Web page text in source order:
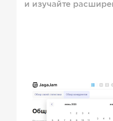
и изучайте